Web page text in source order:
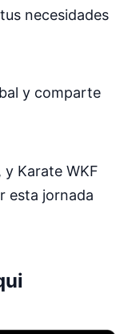
necesidades
y comparte
y Karate WKF
esta jornada